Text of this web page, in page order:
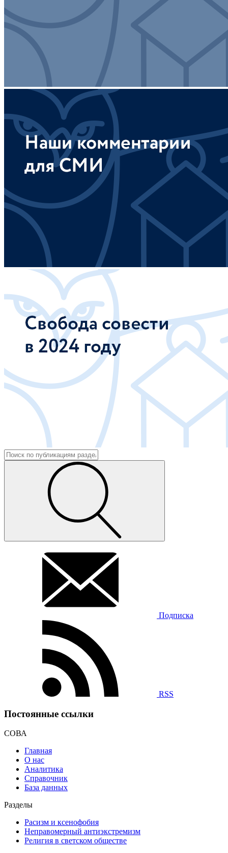
Подписка
RSS
Постоянные ссылки
СОВА
Главная
О нас
Аналитика
Справочник
База данных
Разделы
Расизм и ксенофобия
Неправомерный антиэкстремизм
Религия в светском обществе